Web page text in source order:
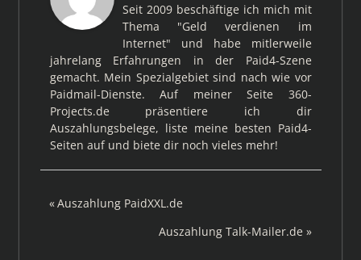
Seit 2009 beschäftige ich mich mit
Thema "Geld verdienen im
Internet" und habe mitlerweile
jahrelang Erfahrungen in der Paid4-Szene
gemacht. Mein Spezialgebiet sind nach wie vor
Paidmail-Dienste. Auf meiner Seite 360-
Projects.de präsentiere ich dir
Auszahlungsbelege, liste meine besten Paid4-
Seiten auf und biete dir noch vieles mehr!
Beitragsnavigation
Vorheriger
Auszahlung PaidXXL.de
Nächster
Auszahlung Talk-Mailer.de